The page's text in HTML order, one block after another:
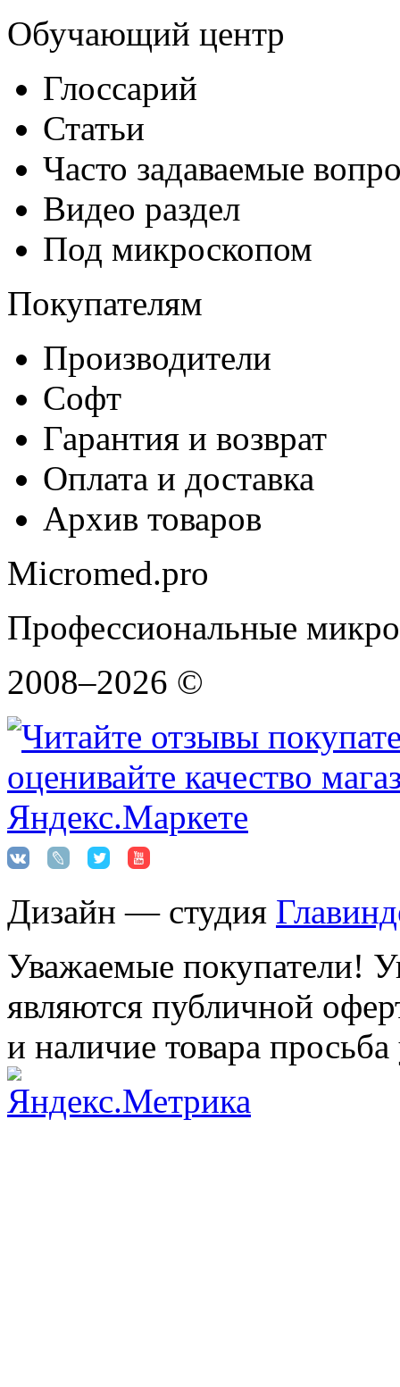
Обучающий центр
Глоссарий
Статьи
Часто задаваемые
Видео раздел
Под микроскопом
Покупателям
Производители
Софт
Гарантия и возврат
Оплата и доставка
Архив товаров
Micromed.pro
Профессиональные
2008–2026 ©
Дизайн — студия
Уважаемые покупатели!
являются публичной
и наличие товара